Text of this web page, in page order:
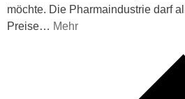
möchte. Die Pharmaindustrie darf
Preise… Mehr